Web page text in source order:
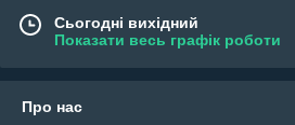
Сьогодні вихідний
Показати весь графік роботи
Про нас